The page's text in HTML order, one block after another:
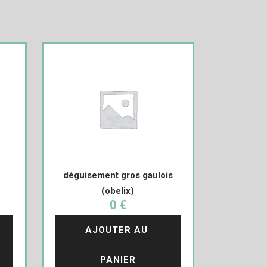
déguisement gros gaulois
(obelix)
0 €
AJOUTER AU
PANIER